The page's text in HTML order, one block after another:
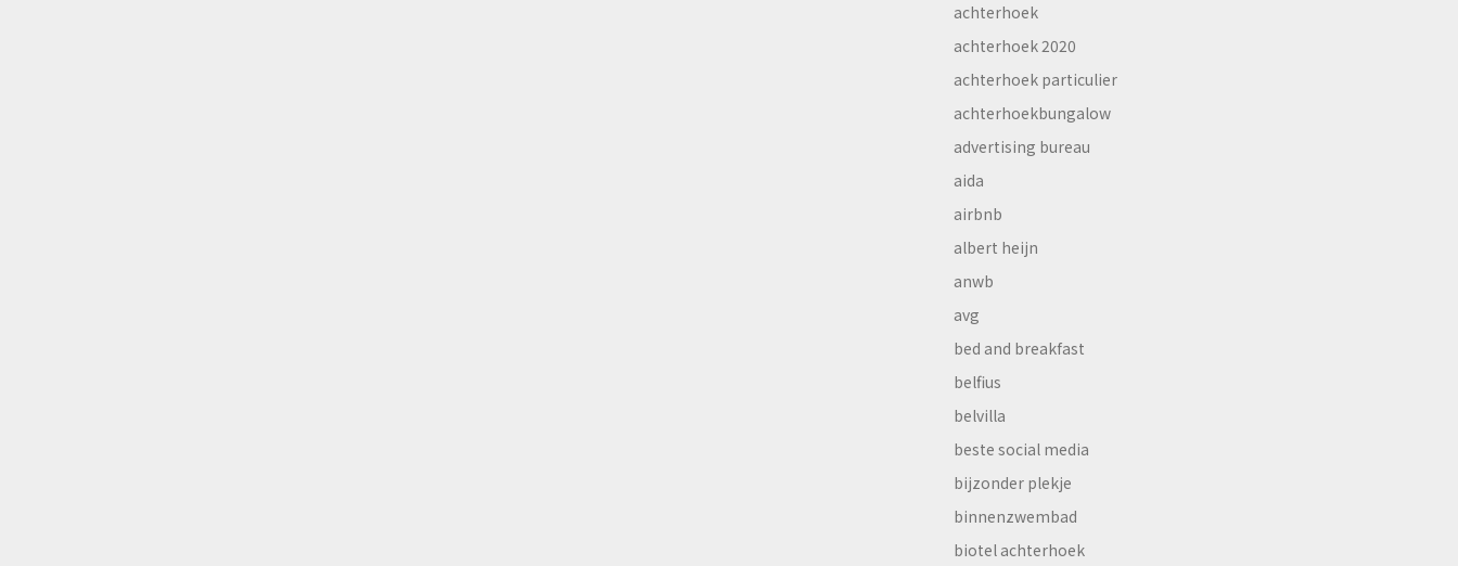
achterhoek
achterhoek 2020
achterhoek particulier
achterhoekbungalow
advertising bureau
aida
airbnb
albert heijn
anwb
avg
bed and breakfast
belfius
belvilla
beste social media
bijzonder plekje
binnenzwembad
biotel achterhoek